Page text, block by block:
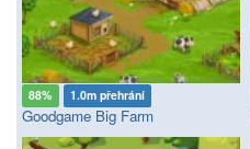
88% 1.0m přehrání
Goodgame Big Farm